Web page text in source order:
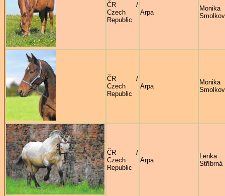
ČR /
Czech
Republic
Arpa
Monika
ČR /
Czech
Republic
Arpa
Monika
ČR /
Czech
Republic
Arpa
Lenka
Stříbrná